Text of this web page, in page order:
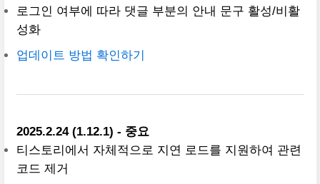
로그인 여부에 따라 댓글 부분의 안내 문구 활성/비활
성화
업데이트 방법 확인하기
2025.2.24 (1.12.1) - 중요
티스토리에서 자체적으로 지연 로드를 지원하여 관련
코드 제거